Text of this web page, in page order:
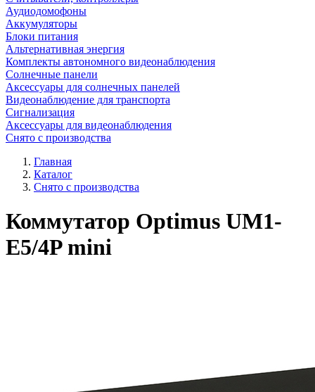
Аудиодомофоны
Аккумуляторы
Блоки питания
Альтернативная энергия
Комплекты автономного видеонаблюдения
Солнечные панели
Аксессуары для солнечных панелей
Видеонаблюдение для транспорта
Сигнализация
Аксессуары для видеонаблюдения
Снято с производства
Главная
Каталог
Снято с производства
Коммутатор Optimus UM1-
E5/4P mini